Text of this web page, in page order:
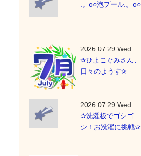
.。o○泡プール.。o○
2026.07.29 Wed
✰ひよこぐみさん、
日々のようす✰
2026.07.29 Wed
✰洗濯板でゴシゴ
シ！お洗濯に挑戦✰